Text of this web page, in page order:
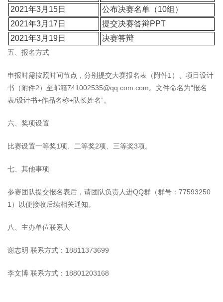
2021年3月15日
公布决赛名单（10组）
2021年3月17日
提交决赛答辩PPT
2021年3月19日
决赛答辩
五、报名方式
申报时需按照时间节点，分别提交大赛报名表（附件1）、项目设计
书（附件2）至邮箱741002535@qq.com.com。文件命名为“报名
表/设计书+作品名称+队长姓名”。
六、奖项设置
比赛设置一等奖1项、二等奖2项、三等奖3项。
七、其他事项
参赛团队提交报名表后，请团队负责人进QQ群（群号：77593250
1）以便接收后续相关通知。
八、主办单位联系人
谢志明 联系方式：18811373699
李文博 联系方式：18801203168